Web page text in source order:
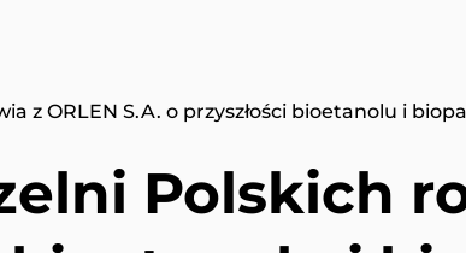
z ORLEN S.A. o przyszłości bioetanolu i
Polskich